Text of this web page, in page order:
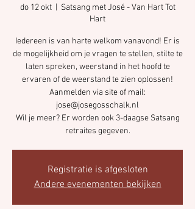
do 12 okt
  |
Satsang met José - Van Hart Tot
Hart
Iedereen is van harte welkom vanavond! Er is
de mogelijkheid om je vragen te stellen, stilte te
laten spreken, weerstand in het hoofd te
ervaren of de weerstand te zien oplossen!
Aanmelden via site of mail:
jose@josegosschalk.nl
Wil je meer? Er worden ook 3-daagse Satsang
retraites gegeven.
Registratie is afgesloten
Andere evenementen bekijken